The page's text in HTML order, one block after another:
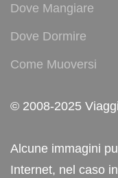
Dove Mangiare
Dove Dormire
Come Muoversi
© 2008-2025
Alcune immagini
Internet, nel caso